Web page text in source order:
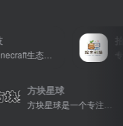
专注于Minecraft生态建设
方块星球
方块星球是一个专注于我的世界的中文论坛，提供丰富的资源分享、玩家交流和创意展示，包括地图、皮肤、数据包等内容，打造Minecraft玩家的专属社区乐园！